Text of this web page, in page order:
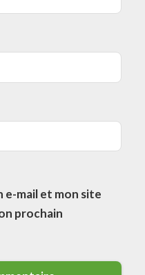
e-mail et mon site
prochain